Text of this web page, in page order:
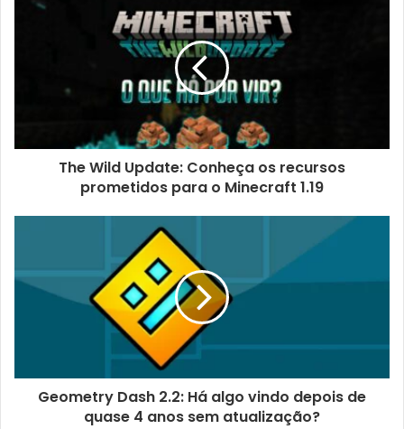
The Wild Update: Conheça os recursos
prometidos para o Minecraft 1.19
Geometry Dash 2.2: Há algo vindo depois de
quase 4 anos sem atualização?